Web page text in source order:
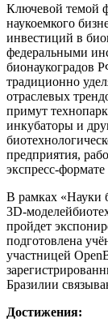
Ключевой темой
наукоемкого
инвестиций в
федеральными
бионаукоградов
традиционно
отраслевых
примут
инкубаторы и
предприятия,
экспресс-
В рамках «Науки
3D-
пройдет
подготовлена
участницей
Бразилии
Достижения: